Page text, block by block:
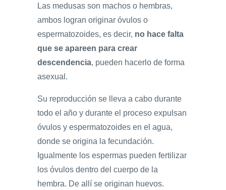
Las medusas son machos o hembras,
ambos logran originar óvulos o
espermatozoides, es decir, no hace falta
que se apareen para crear
descendencia, pueden hacerlo de forma
asexual.
Su reproducción se lleva a cabo durante
todo el año y durante el proceso expulsan
óvulos y espermatozoides en el agua,
donde se origina la fecundación.
Igualmente los espermas pueden fertilizar
los óvulos dentro del cuerpo de la
hembra. De allí se originan huevos.